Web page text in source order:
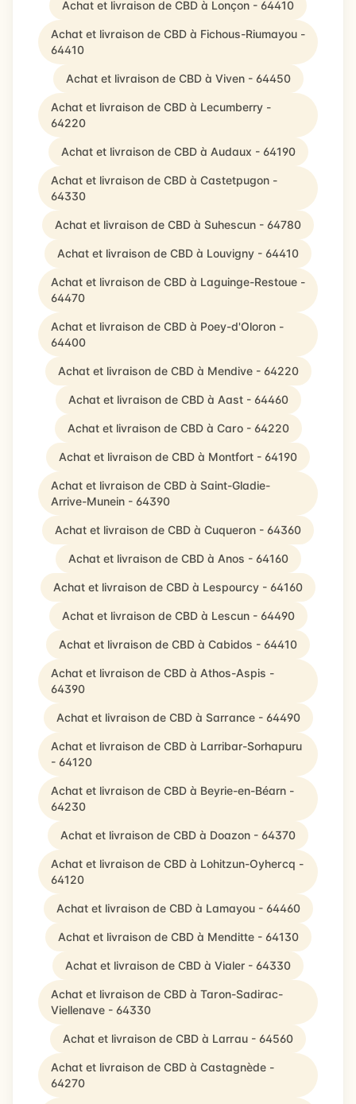
Achat et livraison de CBD à Lonçon - 64410
Achat et livraison de CBD à Fichous-Riumayou -
64410
Achat et livraison de CBD à Viven - 64450
Achat et livraison de CBD à Lecumberry -
64220
Achat et livraison de CBD à Audaux - 64190
Achat et livraison de CBD à Castetpugon -
64330
Achat et livraison de CBD à Suhescun - 64780
Achat et livraison de CBD à Louvigny - 64410
Achat et livraison de CBD à Laguinge-Restoue -
64470
Achat et livraison de CBD à Poey-d'Oloron -
64400
Achat et livraison de CBD à Mendive - 64220
Achat et livraison de CBD à Aast - 64460
Achat et livraison de CBD à Caro - 64220
Achat et livraison de CBD à Montfort - 64190
Achat et livraison de CBD à Saint-Gladie-
Arrive-Munein - 64390
Achat et livraison de CBD à Cuqueron - 64360
Achat et livraison de CBD à Anos - 64160
Achat et livraison de CBD à Lespourcy - 64160
Achat et livraison de CBD à Lescun - 64490
Achat et livraison de CBD à Cabidos - 64410
Achat et livraison de CBD à Athos-Aspis -
64390
Achat et livraison de CBD à Sarrance - 64490
Achat et livraison de CBD à Larribar-Sorhapuru
- 64120
Achat et livraison de CBD à Beyrie-en-Béarn -
64230
Achat et livraison de CBD à Doazon - 64370
Achat et livraison de CBD à Lohitzun-Oyhercq -
64120
Achat et livraison de CBD à Lamayou - 64460
Achat et livraison de CBD à Menditte - 64130
Achat et livraison de CBD à Vialer - 64330
Achat et livraison de CBD à Taron-Sadirac-
Viellenave - 64330
Achat et livraison de CBD à Larrau - 64560
Achat et livraison de CBD à Castagnède -
64270